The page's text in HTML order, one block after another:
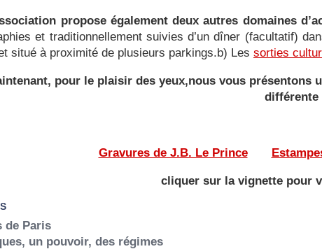
propose également deux autres domaines
et traditionnellement suivies d’un dîner (facultatif)
situé à proximité de plusieurs parkings.b) Les sorties
pour le plaisir des yeux,nous vous présentons
différente
Gravures de J.B. Le Prince——
cliquer sur la vignette pour
de Paris
un pouvoir, des régimes